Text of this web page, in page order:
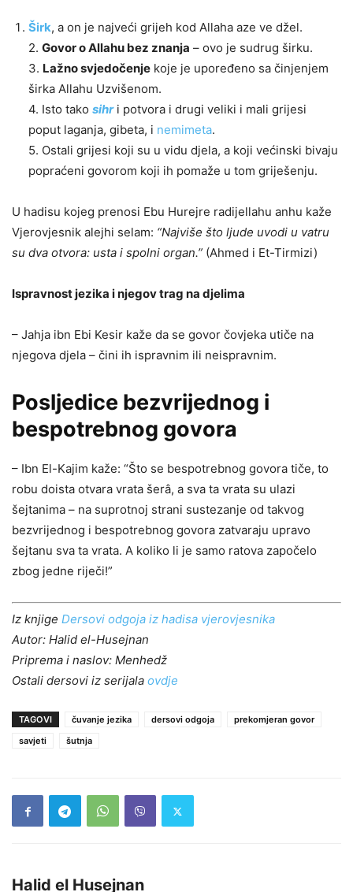
Širk, a on je najveći grijeh kod Allaha aze ve džel.
2. Govor o Allahu bez znanja – ovo je sudrug širku.
3. Lažno svjedočenje koje je upoređeno sa činjenjem
širka Allahu Uzvišenom.
4. Isto tako sihr i potvora i drugi veliki i mali grijesi
poput laganja, gibeta, i nemimeta.
5. Ostali grijesi koji su u vidu djela, a koji većinski bivaju
popraćeni govorom koji ih pomaže u tom griješenju.
U hadisu kojeg prenosi Ebu Hurejre radijellahu anhu kaže
Vjerovjesnik alejhi selam: “Najviše što ljude uvodi u vatru
su dva otvora: usta i spolni organ.” (Ahmed i Et-Tirmizi)
Ispravnost jezika i njegov trag na djelima
– Jahja ibn Ebi Kesir kaže da se govor čovjeka utiče na
njegova djela – čini ih ispravnim ili neispravnim.
Posljedice bezvrijednog i
bespotrebnog govora
– Ibn El-Kajim kaže: “Što se bespotrebnog govora tiče, to
robu doista otvara vrata šerâ, a sva ta vrata su ulazi
šejtanima – na suprotnoj strani sustezanje od takvog
bezvrijednog i bespotrebnog govora zatvaraju upravo
šejtanu sva ta vrata. A koliko li je samo ratova započelo
zbog jedne riječi!”
Iz knjige Dersovi odgoja iz hadisa vjerovjesnika
Autor: Halid el-Husejnan
Priprema i naslov: Menhedž
Ostali dersovi iz serijala ovdje
TAGOVI čuvanje jezika dersovi odgoja
prekomjeran govor
savjeti
šutnja
Halid el Husejnan